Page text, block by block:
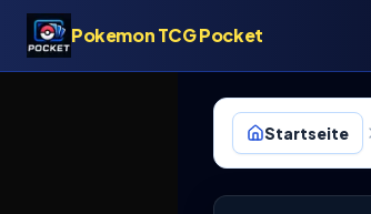
Pokemon TCG Pocket
Startseite